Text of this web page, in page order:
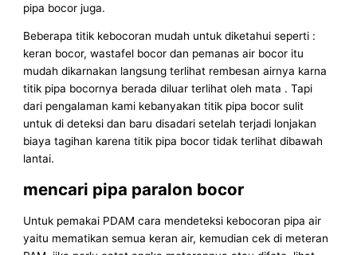
pipa bocor juga.
Beberapa titik kebocoran mudah untuk diketahui seperti :
keran bocor, wastafel bocor dan pemanas air bocor itu
mudah dikarnakan langsung terlihat rembesan airnya karna
titik pipa bocornya berada diluar terlihat oleh mata . Tapi
dari pengalaman kami kebanyakan titik pipa bocor sulit
untuk di deteksi dan baru disadari setelah terjadi lonjakan
biaya tagihan karena titik pipa bocor tidak terlihat dibawah
lantai.
mencari pipa paralon bocor
Untuk pemakai PDAM cara mendeteksi kebocoran pipa air
yaitu mematikan semua keran air, kemudian cek di meteran